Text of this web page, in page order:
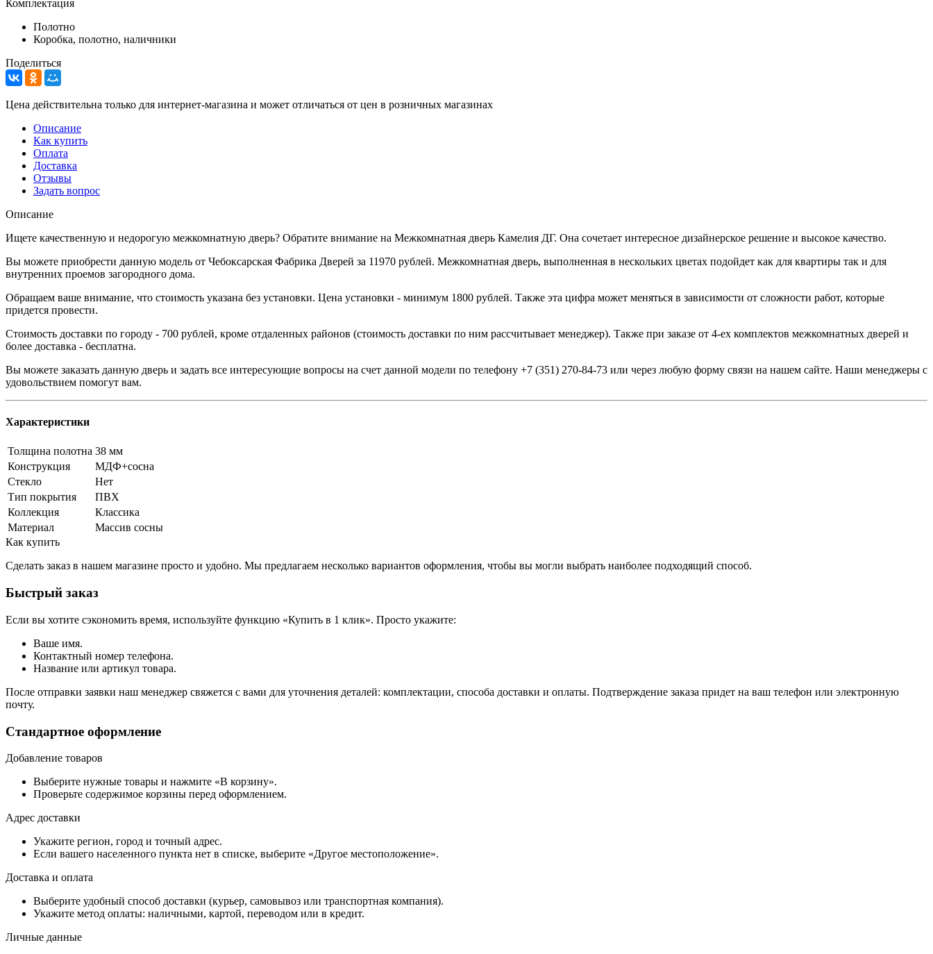
Комплектация
Полотно
Коробка, полотно, наличники
Поделиться
Цена действительна только для интернет-магазина и может отличаться от цен в розничных магазинах
Описание
Как купить
Оплата
Доставка
Отзывы
Задать вопрос
Описание
Ищете качественную и недорогую межкомнатную дверь? Обратите внимание на Межкомнатная дверь Камелия ДГ. Она сочетает интересное дизайнерское решение и высокое качество.
Вы можете приобрести данную модель от Чебоксарская Фабрика Дверей за 11970 рублей. Межкомнатная дверь, выполненная в нескольких цветах подойдет как для квартиры так и для
внутренних проемов загородного дома.
Обращаем ваше внимание, что стоимость указана без установки. Цена установки - минимум 1800 рублей. Также эта цифра может меняться в зависимости от сложности работ, которые
придется провести.
Стоимость доставки по городу - 700 рублей, кроме отдаленных районов (стоимость доставки по ним рассчитывает менеджер). Также при заказе от 4-ех комплектов межкомнатных дверей и
более доставка - бесплатна.
Вы можете заказать данную дверь и задать все интересующие вопросы на счет данной модели по телефону +7 (351) 270-84-73 или через любую форму связи на нашем сайте. Наши менеджеры с
удовольствием помогут вам.
Характеристики
Толщина полотна 38 мм
Конструкция
МДФ+сосна
Стекло
Нет
Тип покрытия
ПВХ
Коллекция
Классика
Материал
Массив сосны
Как купить
Сделать заказ в нашем магазине просто и удобно. Мы предлагаем несколько вариантов оформления, чтобы вы могли выбрать наиболее подходящий способ.
Быстрый заказ
Если вы хотите сэкономить время, используйте функцию «Купить в 1 клик». Просто укажите:
Ваше имя.
Контактный номер телефона.
Название или артикул товара.
После отправки заявки наш менеджер свяжется с вами для уточнения деталей: комплектации, способа доставки и оплаты. Подтверждение заказа придет на ваш телефон или электронную
почту.
Стандартное оформление
Добавление товаров
Выберите нужные товары и нажмите «В корзину».
Проверьте содержимое корзины перед оформлением.
Адрес доставки
Укажите регион, город и точный адрес.
Если вашего населенного пункта нет в списке, выберите «Другое местоположение».
Доставка и оплата
Выберите удобный способ доставки (курьер, самовывоз или транспортная компания).
Укажите метод оплаты: наличными, картой, переводом или в кредит.
Личные данные